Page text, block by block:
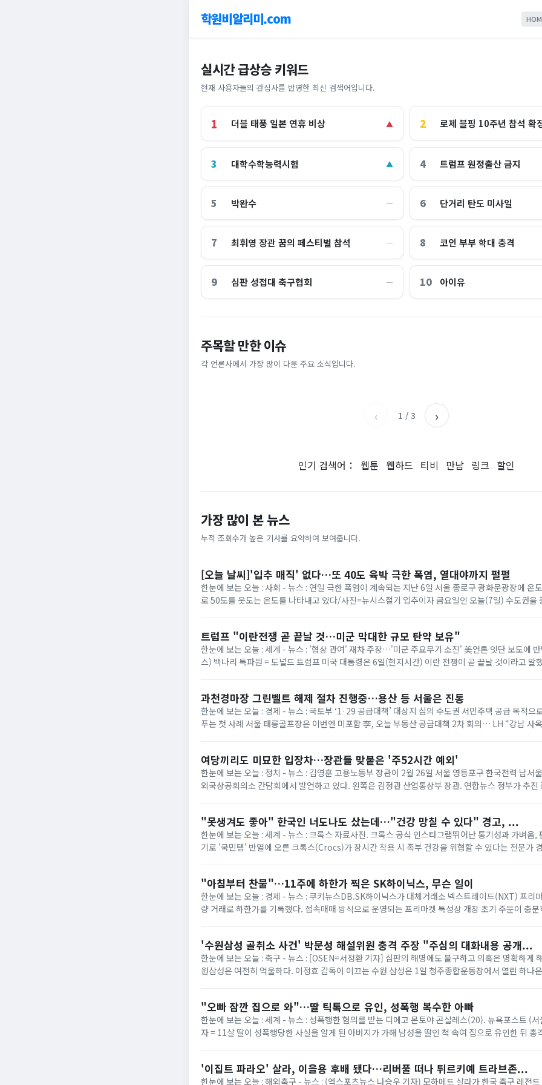
학원비알리미.com
실시간 급상승 키워드
현재 사용자들의 관심사를 반영한 최신 검색어입니다.
1 더블 태풍 일본 연휴 비상 ▲ 2 로제 블핑 10주년 참석 확
3 대학수학능력시험 ▲ 4 트럼프 원정출산 금지
5 박완수 ― 6 단거리 탄도 미사일
7 최휘영 장관 꿈의 페스티벌 참석 ― 8 코인 부부 학대 충격
9 심판 성접대 축구협회 ― 10 아이유
주목할 만한 이슈
각 언론사에서 가장 많이 다룬 주요 소식입니다.
이 대통령 사관학교 통합 발언에…“서울대 법대·충
암고도 없애나”
채널A
총리 영상에 "대체 뭐냐" 발칵‥日 배우도 "미친 짓"
‹ 1 / 3 ›
인기 검색어： 웹툰 웹하드 티비 만남 링크 할인
가장 많이 본 뉴스
누적 조회수가 높은 기사를 요약하여 보여줍니다.
[오늘 날씨]'입추 매직' 없다…또 40도 육박 극한 폭염, 열대야까지 펄펄
한눈에 보는 오늘 : 사회 - 뉴스 : 연일 극한 폭염이 계속되는 지난 6일 서울 종로구 광화문광장에 온
로 50도를 웃도는 온도를 나타내고 있다/사진=뉴시스절기 입추이자 금요일인 오늘(7일) 수도권을
트럼프 "이란전쟁 곧 끝날 것…미군 막대한 규모 탄약 보유"
한눈에 보는 오늘 : 세계 - 뉴스 : '협상 관여' 재차 주장…'미군 주요무기 소진' 美언론 잇단 보도에
스) 백나리 특파원 = 도널드 트럼프 미국 대통령은 6일(현지시간) 이란 전쟁이 곧 끝날 것이라고 말
과천경마장 그린벨트 해제 절차 진행중…용산 등 서울은 진통
한눈에 보는 오늘 : 경제 - 뉴스 : 국토부 ‘1·29 공급대책’ 대상지 심의 수도권 서민주택 공급 목적으
푸는 첫 사례 서울 태릉골프장은 이번엔 미포함 李, 오늘 부동산 공급대책 2차 회의… LH “강남 사
여당끼리도 미묘한 입장차…장관들 맞붙은 '주52시간 예외'
한눈에 보는 오늘 : 정치 - 뉴스 : 김영훈 고용노동부 장관이 2월 26일 서울 영등포구 한국전력 남서
외국상공회의소 간담회에서 발언하고 있다. 왼쪽은 김정관 산업통상부 장관. 연합뉴스 정부가 추진
"못생겨도 좋아" 한국인 너도나도 샀는데…"건강 망칠 수 있다" 경고, ...
한눈에 보는 오늘 : 세계 - 뉴스 : 크록스 자료사진. 크록스 공식 인스타그램뛰어난 통기성과 가벼움,
기로 '국민템' 반열에 오른 크록스(Crocs)가 장시간 착용 시 족부 건강을 위협할 수 있다는 전문가 경
"아침부터 찬물"…11주에 하한가 찍은 SK하이닉스, 무슨 일이
한눈에 보는 오늘 : 경제 - 뉴스 : 쿠키뉴스DB.SK하이닉스가 대체거래소 넥스트레이드(NXT) 프리
량 거래로 하한가를 기록했다. 접속매매 방식으로 운영되는 프리마켓 특성상 개장 초기 주문이 충
'수원삼성 골취소 사건' 박문성 해설위원 충격 주장 "주심의 대화내용 공개...
한눈에 보는 오늘 : 축구 - 뉴스 : [OSEN=서정환 기자] 심판의 해명에도 불구하고 의혹은 명확하게
원삼성은 여전히 억울하다. 이정효 감독이 이끄는 수원 삼성은 1일 청주종합운동장에서 열린 하나
"오빠 잠깐 집으로 와"…딸 틱톡으로 유인, 성폭행 복수한 아빠
한눈에 보는 오늘 : 세계 - 뉴스 : 성폭행한 혐의를 받는 디에고 몬토야 곤살레스(20). 뉴욕포스트 (
자 = 11살 딸이 성폭행당한 사실을 알게 된 아버지가 가해 남성을 딸인 척 속여 집으로 유인한 뒤 총
'이집트 파라오' 살라, 이을용 후배 됐다…리버풀 떠나 튀르키예 트라브존...
한눈에 보는 오늘 : 해외축구 - 뉴스 : (엑스포츠뉴스 나승우 기자) 모하메드 살라가 한국 축구 레전